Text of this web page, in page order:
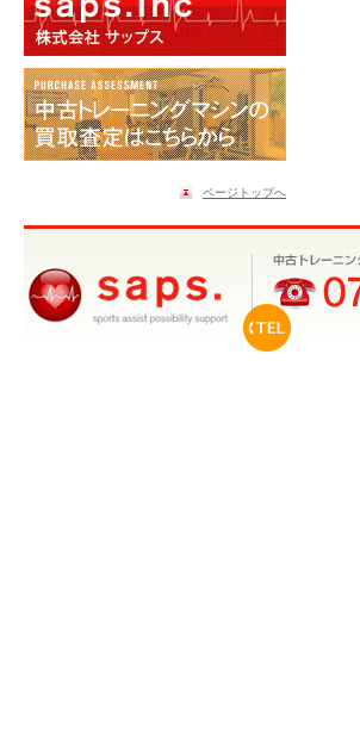
ページトップへ